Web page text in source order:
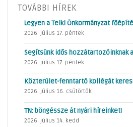
TOVÁBBI HÍREK
Legyen a Telki Önkormányzat
2026. július 17. péntek
Segítsünk idős hozzátartozóinknak
2026. július 17. péntek
Közterület-fenntartó kollégát
2026. július 16. csütörtök
TN: böngéssze át nyári híreinket!
2026. július 14. kedd